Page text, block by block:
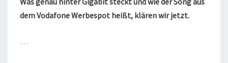
dem Vodafone Werbespot heißt, klären wir jetzt.
…